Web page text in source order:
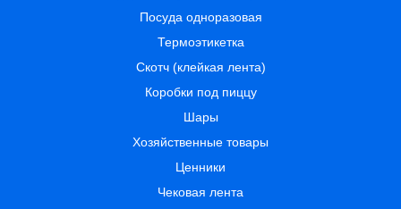
Посуда одноразовая
Термоэтикетка
Скотч (клейкая лента)
Коробки под пиццу
Шары
Хозяйственные товары
Ценники
Чековая лента